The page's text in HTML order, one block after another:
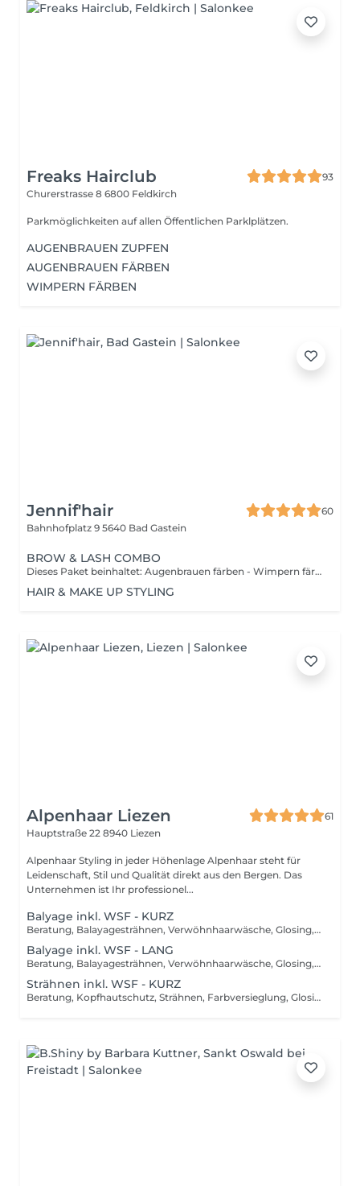
Freaks Hairclub
93
Churerstrasse 8 6800 Feldkirch
Parkmöglichkeiten auf allen Öffentlichen Parklplätzen.
AUGENBRAUEN ZUPFEN
AUGENBRAUEN FÄRBEN
WIMPERN FÄRBEN
Jennif'hair
60
Bahnhofplatz 9 5640 Bad Gastein
BROW & LASH COMBO
Dieses Paket beinhaltet: Augenbrauen färben - Wimpern färben - Augenbrauen formen
HAIR & MAKE UP STYLING
Alpenhaar Liezen
61
Hauptstraße 22 8940 Liezen
Alpenhaar Styling in jeder Höhenlage Alpenhaar steht für
Leidenschaft, Stil und Qualität direkt aus den Bergen. Das
Unternehmen ist Ihr professionel...
Balyage inkl. WSF - KURZ
Beratung, Balayagesträhnen, Verwöhnhaarwäsche, Glosing, Farbversiegelung, waschen inkl. Pflegebehandlung, schneiden, föhnen, Styling inkl. Stylingsprodukte, bis Kinn lange Haare, ab
Balyage inkl. WSF - LANG
Beratung, Balayagesträhnen, Verwöhnhaarwäsche, Glosing, Farbversiegelung, waschen inkl. Pflegebehandlung, schneiden, föhnen, Styling inkl. Stylingsprodukte, ab Kinn lange Haare, ab
Strähnen inkl. WSF - KURZ
Beratung, Kopfhautschutz, Strähnen, Farbversieglung, Glosing, waschen inkl. Pflegebehandlung, schneiden, föhnen, Styling inkl. Stylingsprodukte, bis Kinn lange Haare, ab